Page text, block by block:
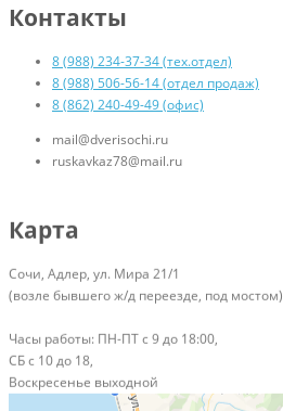
Контакты
8 (988) 234-37-34 (тех.отдел)
8 (988) 506-56-14 (отдел продаж)
8 (862) 240-49-49 (офис)
mail@dverisochi.ru
ruskavkaz78@mail.ru
Карта
Сочи, Адлер, ул. Мира 21/1
(возле бывшего ж/д переезде, под мостом)
Часы работы: ПН-ПТ с 9 до 18:00,
СБ с 10 до 18,
Воскресенье выходной